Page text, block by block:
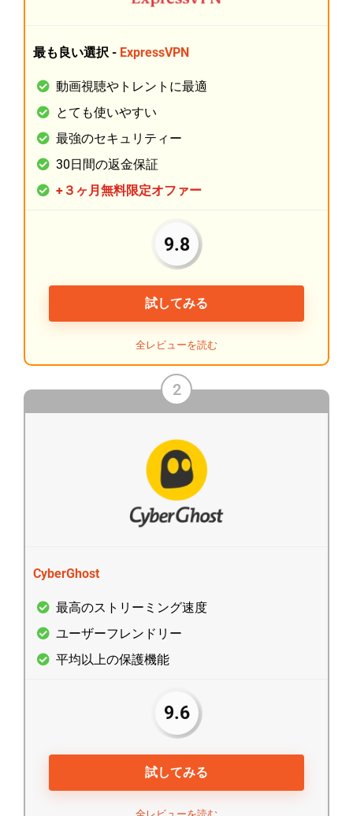
最も良い選択 - ExpressVPN
動画視聴やトレントに最適
とても使いやすい
最強のセキュリティー
30日間の返金保証
+３ヶ月無料限定オファー
9.8
試してみる
全レビューを読む
2
CyberGhost
最高のストリーミング速度
ユーザーフレンドリー
平均以上の保護機能
9.6
試してみる